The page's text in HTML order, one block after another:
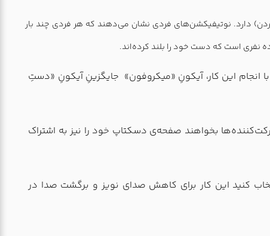
دارد. نوتیفیکشن‌های فردی نشان می‌دهند که هر فردی چند بار
نفری است که دست خود را بلند کرده‌اند.
انجام این کار، آيكونِ «میکروفون» جایگزینِ آیکونِ «دستِ
بخواهند صفحه‌ی دسکتاپ خود را نیز به اشتراک
کنید این کار برای کاهش صدای نویز و برگشت صدا در